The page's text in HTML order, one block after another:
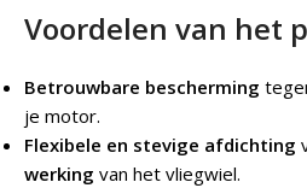
Voordelen van het
Betrouwbare bescherming
je motor.
Flexibele en stevige afdichting
werking van het vliegwiel.